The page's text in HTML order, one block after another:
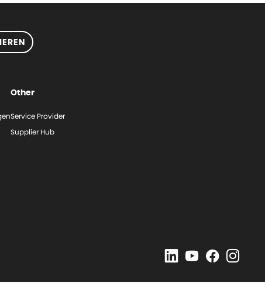
Other
Service Provider
Supplier Hub